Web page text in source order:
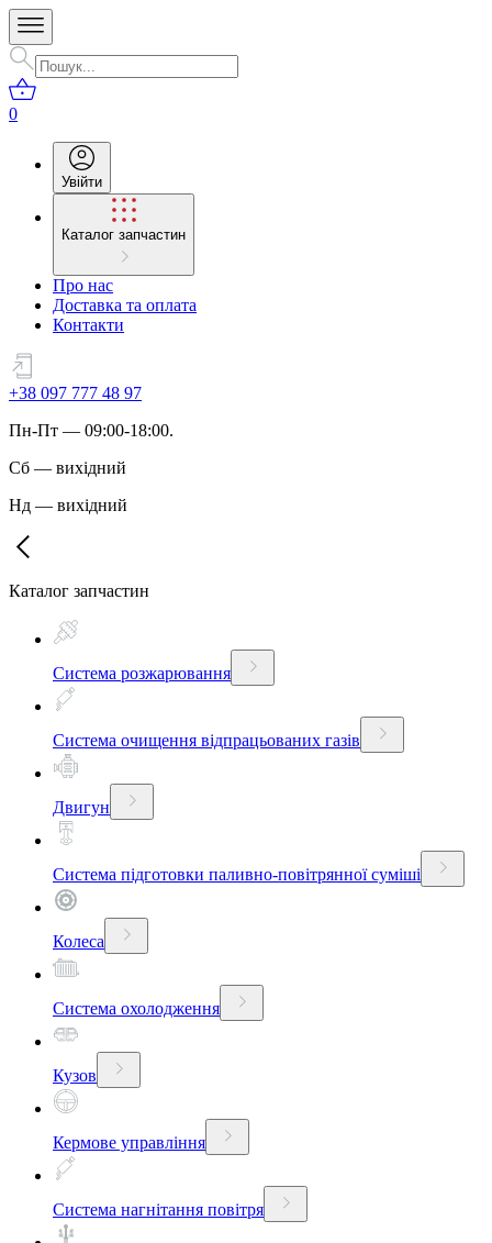
0
Увійти
Каталог запчастин
Про нас
Доставка та оплата
Контакти
+38 097 777 48 97
Пн-Пт — 09:00-18:00.
Сб — вихідний
Нд — вихідний
Каталог запчастин
Система розжарювання
Система очищення відпрацьованих газів
Двигун
Система підготовки паливно-повітрянної суміші
Колеса
Система охолодження
Кузов
Кермове управління
Система нагнітання повітря